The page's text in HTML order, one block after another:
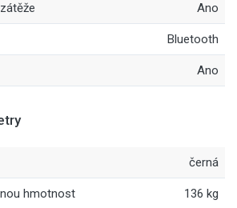
Ano
Bluetooth
Ano
černá
hmotnost 136 kg